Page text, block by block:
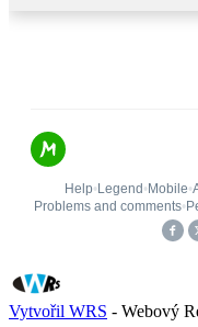
Vytvořil WRS - Webový